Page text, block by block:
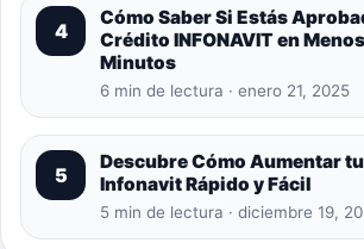
4
Cómo Saber Si Estás
Crédito INFONAVIT en
Minutos
6 min de lectura · enero 21, 2025
5
Descubre Cómo Aumentar
Infonavit Rápido y Fácil
5 min de lectura · diciembre 19,